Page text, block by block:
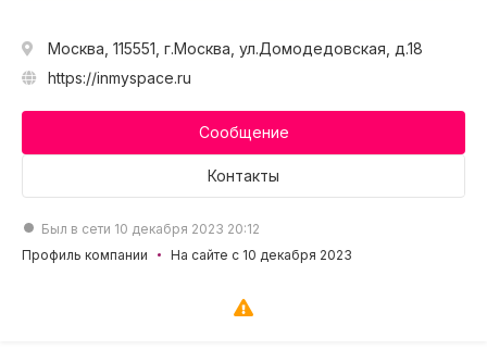
Москва, 115551, г.Москва, ул.Домодедовская, д.18
https://inmyspace.ru
Сообщение
Контакты
Был в сети 10 декабря 2023 20:12
Профиль компании
На сайте с 10 декабря 2023